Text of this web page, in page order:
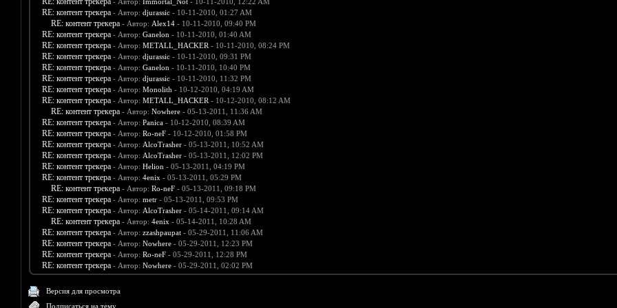
RE: контент трекера - Автор: djurassic- 10-11-2010, 01:27 AM
RE: контент трекера - Автор: Alex14- 10-11-2010, 09:40 PM
RE: контент трекера - Автор: Ganelon - 10-11-2010, 01:40 AM
RE: контент трекера - Автор: METALL_HACKER - 10-11-2010, 08:24 PM
RE: контент трекера - Автор: djurassic- 10-11-2010, 09:31 PM
RE: контент трекера - Автор: Ganelon - 10-11-2010, 10:40 PM
RE: контент трекера - Автор: djurassic- 10-11-2010, 11:32 PM
RE: контент трекера - Автор: Monolith - 10-12-2010, 04:19 AM
RE: контент трекера - Автор: METALL_HACKER - 10-12-2010, 08:12 AM
RE: контент трекера - Автор: Nowhere- 05-13-2011, 11:36 AM
RE: контент трекера - Автор: Panica- 10-12-2010, 08:39 AM
RE: контент трекера - Автор: Ro-neF- 10-12-2010, 01:58 PM
RE: контент трекера - Автор: AlcoTrasher- 05-13-2011, 10:52 AM
RE: контент трекера - Автор: AlcoTrasher- 05-13-2011, 12:02 PM
RE: контент трекера - Автор: Helion - 05-13-2011, 04:19 PM
RE: контент трекера - Автор: 4enix - 05-13-2011, 05:29 PM
RE: контент трекера - Автор: Ro-neF- 05-13-2011, 09:18 PM
RE: контент трекера - Автор: metr- 05-13-2011, 09:53 PM
RE: контент трекера - Автор: AlcoTrasher- 05-14-2011, 09:14 AM
RE: контент трекера - Автор: 4enix - 05-14-2011, 10:28 AM
RE: контент трекера - Автор: zzashpaupat- 05-29-2011, 11:06 AM
RE: контент трекера - Автор: Nowhere- 05-29-2011, 12:23 PM
RE: контент трекера - Автор: Ro-neF- 05-29-2011, 12:28 PM
RE: контент трекера - Автор: Nowhere- 05-29-2011, 02:02 PM
Версия для просмотра
Подписаться на тему